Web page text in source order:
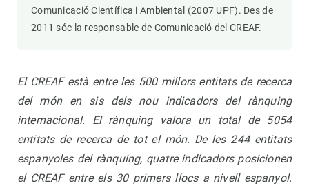
Comunicació Científica i Ambiental (2007 UPF). Des de
2011 sóc la responsable de Comunicació del CREAF.
El CREAF està entre les 500 millors entitats de recerca
del món en sis dels nou indicadors del rànquing
internacional. El rànquing valora un total de 5054
entitats de recerca de tot el món. De les 244 entitats
espanyoles del rànquing, quatre indicadors posicionen
el CREAF entre els 30 primers llocs a nivell espanyol.